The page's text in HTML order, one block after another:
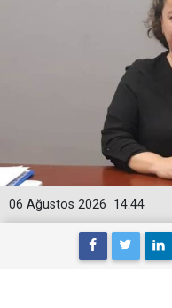
14:44
06 Ağustos 2026